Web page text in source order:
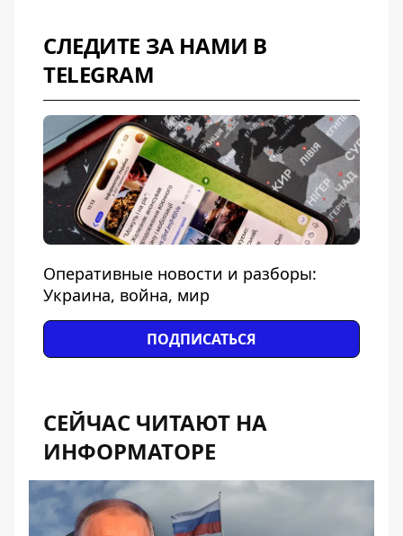
СЛЕДИТЕ ЗА НАМИ В
TELEGRAM
Оперативные новости и разборы:
Украина, война, мир
ПОДПИСАТЬСЯ
СЕЙЧАС ЧИТАЮТ НА
ИНФОРМАТОРЕ